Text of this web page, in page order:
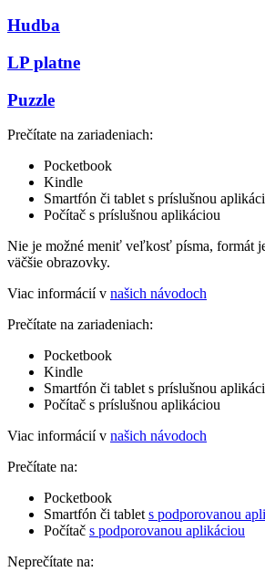
Hudba
LP platne
Puzzle
Prečítate na zariadeniach:
Pocketbook
Kindle
Smartfón či tablet s príslušnou
Počítač s príslušnou aplikáciou
Nie je možné meniť veľkosť písma, formát
väčšie obrazovky.
Viac informácií v našich návodoch
Prečítate na zariadeniach:
Pocketbook
Kindle
Smartfón či tablet s príslušnou
Počítač s príslušnou aplikáciou
Viac informácií v našich návodoch
Prečítate na:
Pocketbook
Smartfón či tablet s podporovanou
Počítač s podporovanou aplikáciou
Neprečítate na: